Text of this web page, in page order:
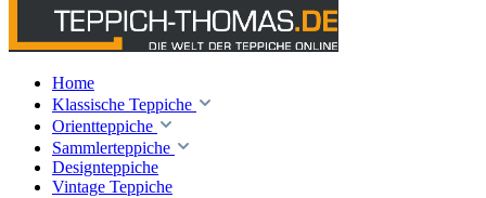
Home
Klassische Teppiche
Orientteppiche
Sammlerteppiche
Designteppiche
Vintage Teppiche